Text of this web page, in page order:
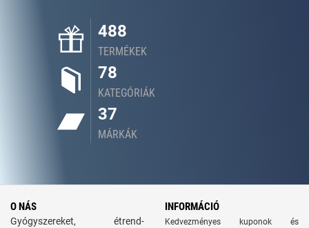
488
TERMÉKEK
78
KATEGÓRIÁK
37
MÁRKÁK
O NÁS
Gyógyszereket, étrend-
INFORMÁCIÓ
Kedvezményes kuponok és